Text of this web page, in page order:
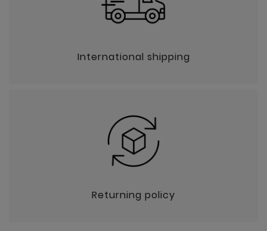
International shipping
Returning policy